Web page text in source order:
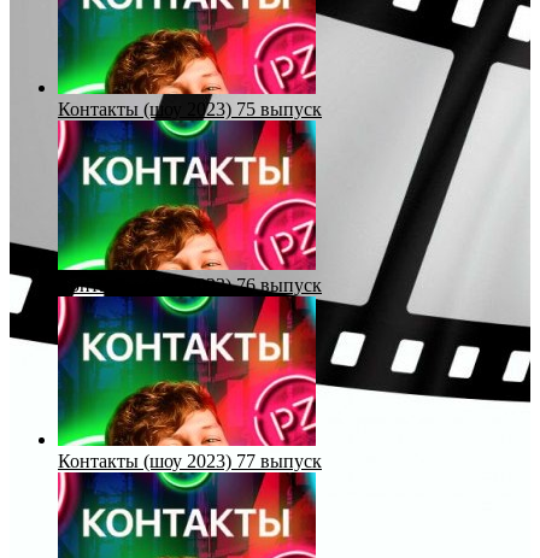
Контакты (шоу 2023) 75 выпуск
Контакты (шоу 2023) 76 выпуск
Контакты (шоу 2023) 77 выпуск